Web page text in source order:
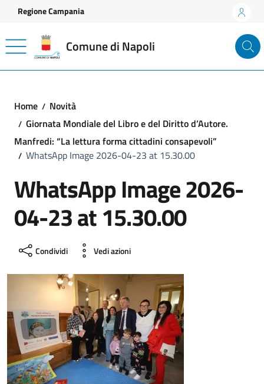
Vai ai contenuti
Vai al footer
Regione Campania
Comune di Napoli
Home
Novità
Giornata Mondiale del Libro e del Diritto d’Autore.
Manfredi: “La lettura forma cittadini consapevoli”
WhatsApp Image 2026-04-23 at 15.30.00
WhatsApp Image 2026-
04-23 at 15.30.00
Condividi Vedi azioni